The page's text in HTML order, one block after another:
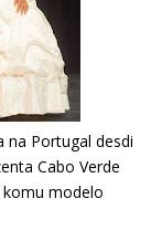
na Portugal desdi
Cabo Verde
komu modelo